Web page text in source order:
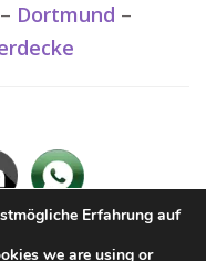
– Dortmund –
Erfahrung auf
we are using or